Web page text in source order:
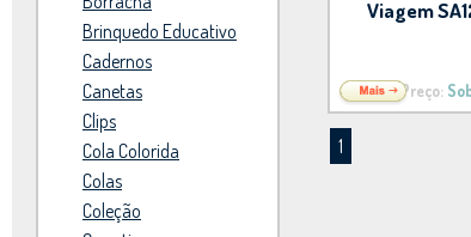
Brinquedo Educativo
Cadernos
Canetas
Clips
Cola Colorida
Colas
Coleção
Viagem
Preço:
1